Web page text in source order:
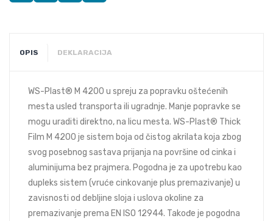
OPIS DEKLARACIJA
WS-Plast® M 4200 u spreju za popravku oštećenih
mesta usled transporta ili ugradnje. Manje popravke se
mogu uraditi direktno, na licu mesta. WS-Plast® Thick
Film M 4200 je sistem boja od čistog akrilata koja zbog
svog posebnog sastava prijanja na površine od cinka i
aluminijuma bez prajmera. Pogodna je za upotrebu kao
dupleks sistem (vruće cinkovanje plus premazivanje) u
zavisnosti od debljine sloja i uslova okoline za
premazivanje prema EN ISO 12944. Takođe je pogodna